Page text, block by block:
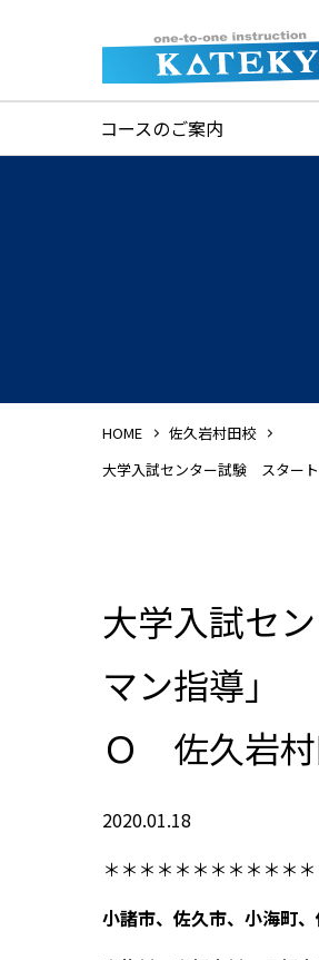
コースのご案内
HOME
佐久岩村田校
大学入試センター試験 スター
大学入試セ
マン指導」
Ｏ 佐久岩
2020.01.18
＊＊＊＊＊＊＊＊＊＊＊＊
小諸市、佐久市、小海町、